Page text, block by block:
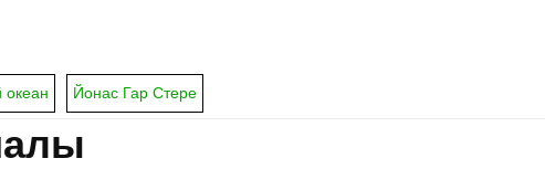
океан Йонас Гар Стере